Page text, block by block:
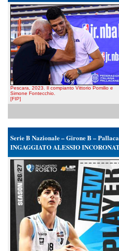
Pescara, 2023. Il compianto Vittorio Pomilio e
Simone Fontecchio.
[FIP]
Serie B Nazionale – Girone B –
INGAGGIATO ALESSIO